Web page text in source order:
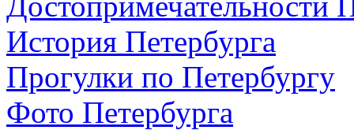
История Петербурга
Прогулки по Петербургу
Фото Петербурга